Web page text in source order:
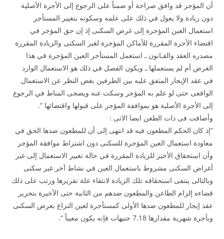
أن المؤجر قد وافق صراحة أو ضمناً على الرجوع إلى الأجرة الأصلية
دون زيادة ولا يعول في ذلك على علمه وسكوته بتغيير المستأجر
استعمال العين المؤجرة إلى غرض السكنى إذ إن حق المؤجر في
اقتضاء الأجرة المقررة للأماكن المؤجرة لغير السكنى والزيادة المقررة
مصدره العقد والقـانون ـ استعمل المستأجر العين المؤجرة في هذا
الغرض أم لم يستعملها ـ ويكون الفصل في ذلك هو الاستعمال الوارد
في عقد الإيجار المتفق عليه بين الطرفين بغض النظر عن الاستعمال
الواقعى حتى لو علم به المؤجر وسكت عنه ويضحى المناط في الرجوع
إلى الأجرة الأصلية هو بموافقة المؤجر على قبولها واقتضائها “.
وأضافت فى ذات الطعن ايضا الاتى :
“إذ كان الحكم المطعون فيه قد انتهى إلى أن للمطعون ضدها الحق في
معاودة استعمال العين المؤجرة للسكنى دون اشتراط موافقة المؤجر
وأن استحقاق الأخير للزيادة المقررة في حالة تغيير الاستعمال إلى غير
أغراض السكنى مشروط باستعمال العين في نشاط آخر غير سكنى
وبالتالى ينتفى استحقاقه تلك الزيادة لانتفاء علة تقريرها ورتب على ذلك
قضاءه إلزام الطاعن والمطعون ضدهم من الثانية حتى الأخيرة بتحرير
عقد إيجار للمطعون ضدها الأولى كمستأجرة لعين النزاع بغرض السكنى
وبأجرة شهرية مقدارها 7.18 جنيهات فإنه يكون معيباً “.